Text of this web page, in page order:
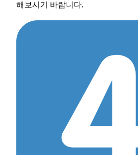
해보시기 바랍니다.